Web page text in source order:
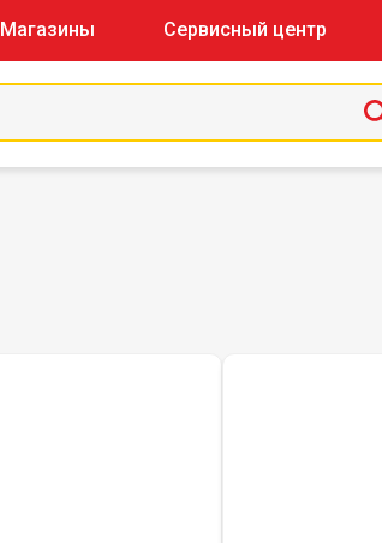
Магазины Сервисный центр